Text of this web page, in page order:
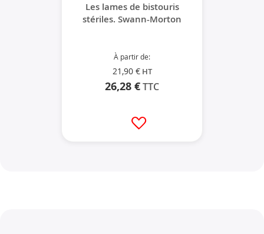
Les lames de bistouris
stériles. Swann-Morton
À partir de
21,90 €
26,28 €